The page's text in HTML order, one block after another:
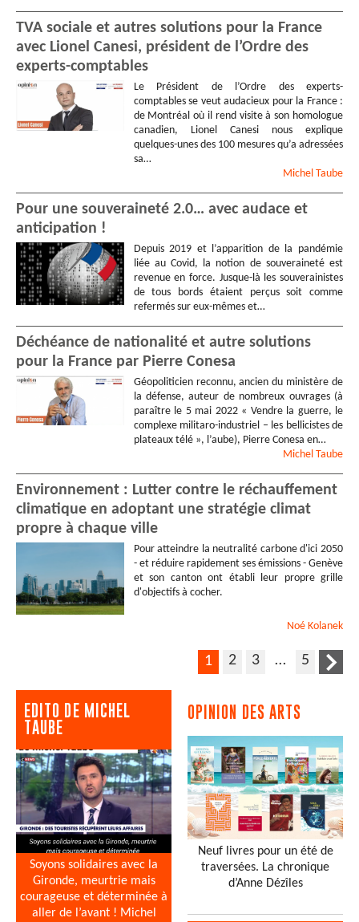
TVA sociale et autres solutions pour la France
avec Lionel Canesi, président de l’Ordre des
experts-comptables
Le Président de l’Ordre des experts-
comptables se veut audacieux pour la France :
de Montréal où il rend visite à son homologue
canadien, Lionel Canesi nous explique
quelques-unes des 100 mesures qu’a adressées
sa…
Michel Taube
Pour une souveraineté 2.0… avec audace et
anticipation !
Depuis 2019 et l’apparition de la pandémie
liée au Covid, la notion de souveraineté est
revenue en force. Jusque-là les souverainistes
de tous bords étaient perçus soit comme
refermés sur eux-mêmes et…
Déchéance de nationalité et autre solutions
pour la France par Pierre Conesa
Géopoliticien reconnu, ancien du ministère de
la défense, auteur de nombreux ouvrages (à
paraître le 5 mai 2022 « Vendre la guerre, le
complexe militaro-industriel – les bellicistes de
plateaux télé », l’aube), Pierre Conesa en…
Michel Taube
Environnement : Lutter contre le réchauffement
climatique en adoptant une stratégie climat
propre à chaque ville
Pour atteindre la neutralité carbone d'ici 2050
- et réduire rapidement ses émissions - Genève
et son canton ont établi leur propre grille
d'objectifs à cocher.
Noé Kolanek
1 2 3 … 5
EDITO DE MICHEL
TAUBE
Soyons solidaires avec la
Gironde, meurtrie mais
courageuse et déterminée à
aller de l’avant ! Michel
OPINION DES ARTS
Neuf livres pour un été de
traversées. La chronique
d’Anne Dézîles